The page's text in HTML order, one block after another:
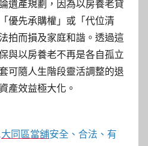
遺產規劃，因為以房養老貸
優先承購權」或「代位清
拍而損及家庭和諧。透過這
與以房養老不再是各自孤立
可隨人生階段靈活調整的退
產效益極大化。
,大同區當舖安全、合法、有